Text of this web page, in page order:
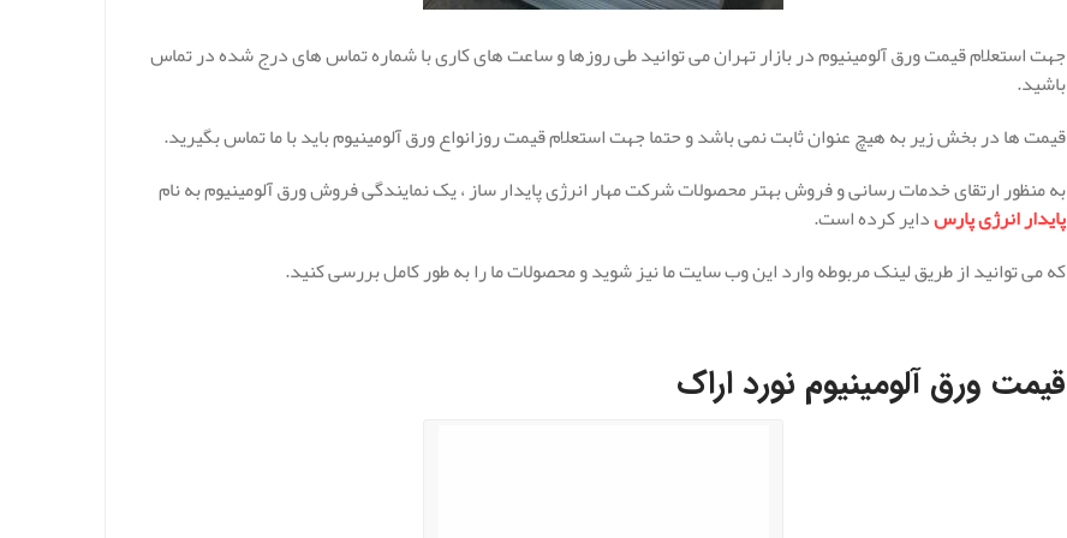
جهت استعلام قیمت ورق آلومینیوم در بازار تهران می توانید طی روزها و ساعت های کاری با شماره تماس های درج شده در تماس
باشید.
قیمت ها در بخش زیر به هیچ عنوان ثابت نمی باشد و حتما جهت استعلام قیمت روزانواع ورق آلومینیوم باید با ما تماس بگیرید.
به منظور ارتقای خدمات رسانی و فروش بهتر محصولات شرکت مهار انرژی پایدار ساز ، یک نمایندگی فروش ورق آلومینیوم به نام
پایدار انرژی پارسدایر کرده است.
که می توانید از طریق لینک مربوطه وارد این وب سایت ما نیز شوید و محصولات ما را به طور کامل بررسی کنید.
قیمت ورق آلومینیوم نورد اراک